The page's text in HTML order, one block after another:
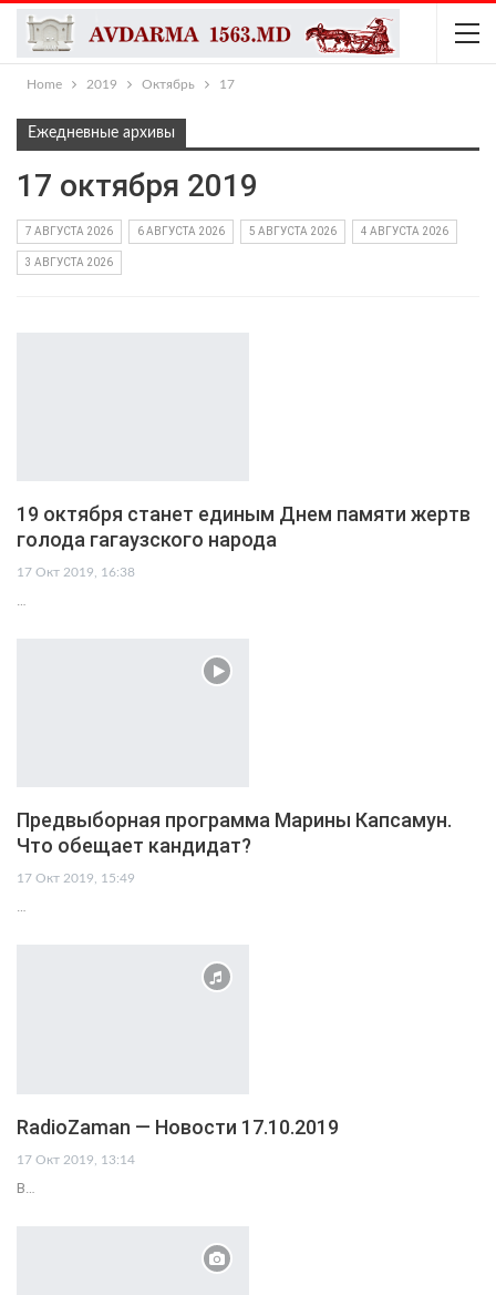
Home 2019 Октябрь 17
Ежедневные архивы
17 октября 2019
7 АВГУСТА 2026 6 АВГУСТА 2026 5 АВГУСТА 2026 4 АВГУСТА 2026
3 АВГУСТА 2026
19 октября станет единым Днем памяти жертв
голода гагаузского народа
17 Окт 2019, 16:38
…
Предвыборная программа Марины Капсамун.
Что обещает кандидат?
17 Окт 2019, 15:49
…
RadioZaman — Новости 17.10.2019
17 Окт 2019, 13:14
В…